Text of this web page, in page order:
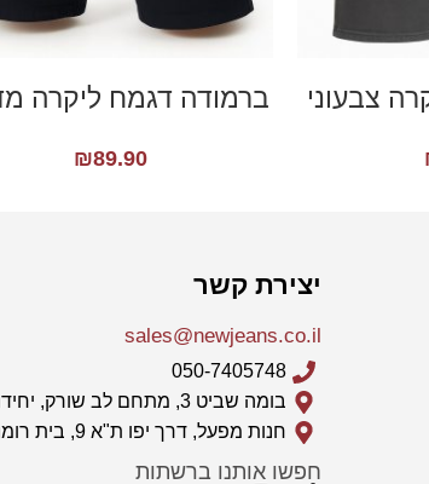
צבעוני ברמודה דגמח ליקרה
₪89.90
יצירת קשר
sales@newjeans.co.il
050-7405748
בומה שביט 3, מתחם לב שורק, יחידה 36, רשל"צ
חנות מפעל, דרך יפו ת"א 9, בית רומנו 16
חפשו אותנו ברשתות